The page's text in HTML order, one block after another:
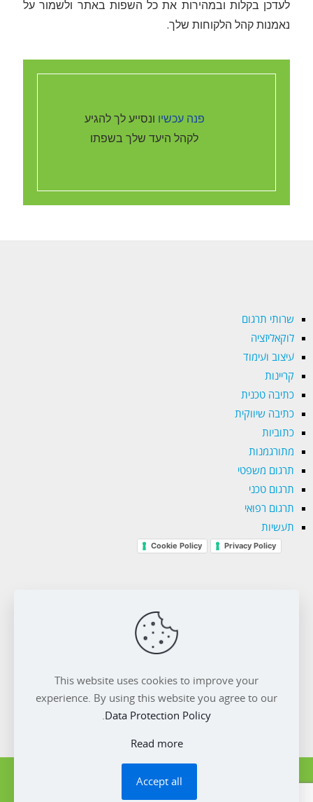
לעדכן בקלות ובמהירות את כל השפות באתר ולשמור על
נאמנות קהל הלקוחות שלך.
פנה עכשיו ונסייע לך להגיע
לקהל היעד שלך בשפתו
שרותי תרגום
לוקאליזציה
עיצוב ועימוד
קריינות
כתיבה טכנית
כתיבה שיווקית
כתוביות
מתורגמנות
תרגום משפטי
תרגום טכני
תרגום רפואי
תעשיות
Privacy Policy
Cookie Policy
טלפון. 077.4224244
© 2020 Transnet Language Solutions. All
This website uses cookies to improve your
experience. By using this website you agree to our
Data Protection Policy
.
Read more
Accept all